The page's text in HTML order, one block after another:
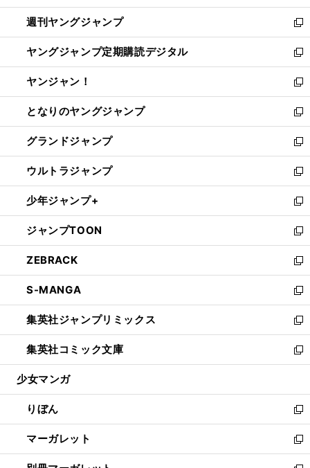
開
く
ウ
で
開
く
ン
ド
ウ
で
開
く
ウ
ィ
ン
ド
ウ
で
開
く
週刊ヤングジャンプ
新
し
い
ウ
ィ
ン
ド
ウ
で
開
く
ヤングジャンプ定期購読デジタル
新
し
い
ウ
ィ
ン
ド
ウ
で
開
く
ヤンジャン！
新
し
い
ウ
ィ
ン
ド
ウ
で
開
く
となりのヤングジャンプ
新
し
い
ウ
ィ
ン
ド
ウ
で
開
く
グランドジャンプ
新
し
い
ウ
ィ
ン
ド
ウ
で
開
く
ウルトラジャンプ
新
し
い
ウ
ィ
ン
ド
ウ
で
開
く
少年ジャンプ+
新
し
い
ウ
ィ
ン
ド
ウ
で
開
く
ジャンプTOON
新
し
い
ウ
ィ
ン
ド
ウ
で
開
ZEBRACK
新
し
い
ウ
ィ
ン
ド
ウ
開
く
S-MANGA
新
し
い
ウ
ィ
ン
ウ
で
開
く
集英社ジャンプリミックス
新
し
い
ウ
ン
ド
ウ
で
開
集英社コミック文庫
新
し
ウ
ィ
ン
ド
ウ
少女マンガ
りぼん
新
し
い
ウ
マーガレット
新
し